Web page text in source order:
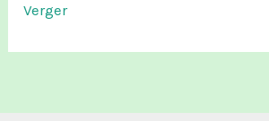
Verger